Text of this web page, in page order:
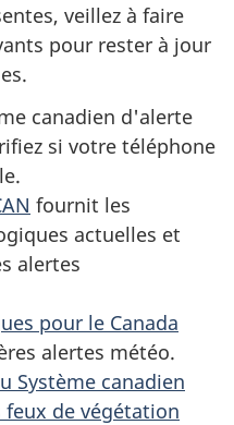
veillez à faire
pour rester à jour
canadien d'alerte
si votre téléphone
fournit les
actuelles et
alertes
pour le Canada
alertes météo.
Système canadien
de végétation